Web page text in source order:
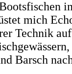
mich
Technik
Barsch